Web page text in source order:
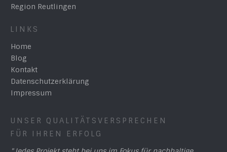
Region Reutlingen
LINKS
Home
Blog
Kontakt
Datenschutzerklärung
Impressum
UNSER QUALITÄTSVERSPRECHEN
FÜR IHREN ERFOLG